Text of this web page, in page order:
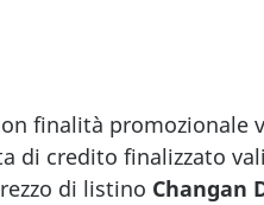
finalità promozionale
di credito finalizzato
di listino Changan